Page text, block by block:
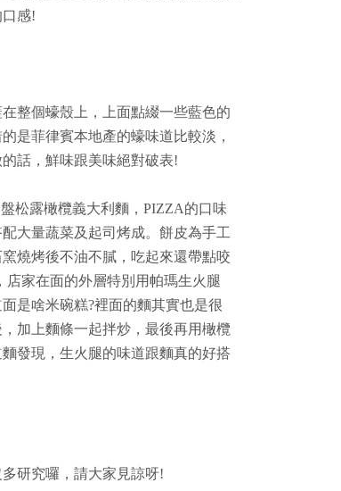
感!
整個蠔殼上，上面點綴一些藍色的
是菲律賓本地產的蠔味道比較淡，
話，鮮味跟美味絕對破表!
松露橄欖義大利麵，PIZZA的口味
大量蔬菜及起司烤成。餅皮為手工
燒烤後不油不膩，吃起來還帶點咬
家在面的外層特別用帕瑪生火腿
是啥米碗糕?裡面的麵其實也是很
加上麵條一起拌炒，最後再用橄欖
發現，生火腿的味道跟麵真的好搭
研究囉，請大家見諒呀!